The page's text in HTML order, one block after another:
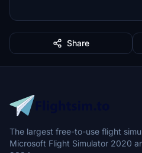
Share
The largest free-to-use flight
Microsoft Flight Simulator 2020